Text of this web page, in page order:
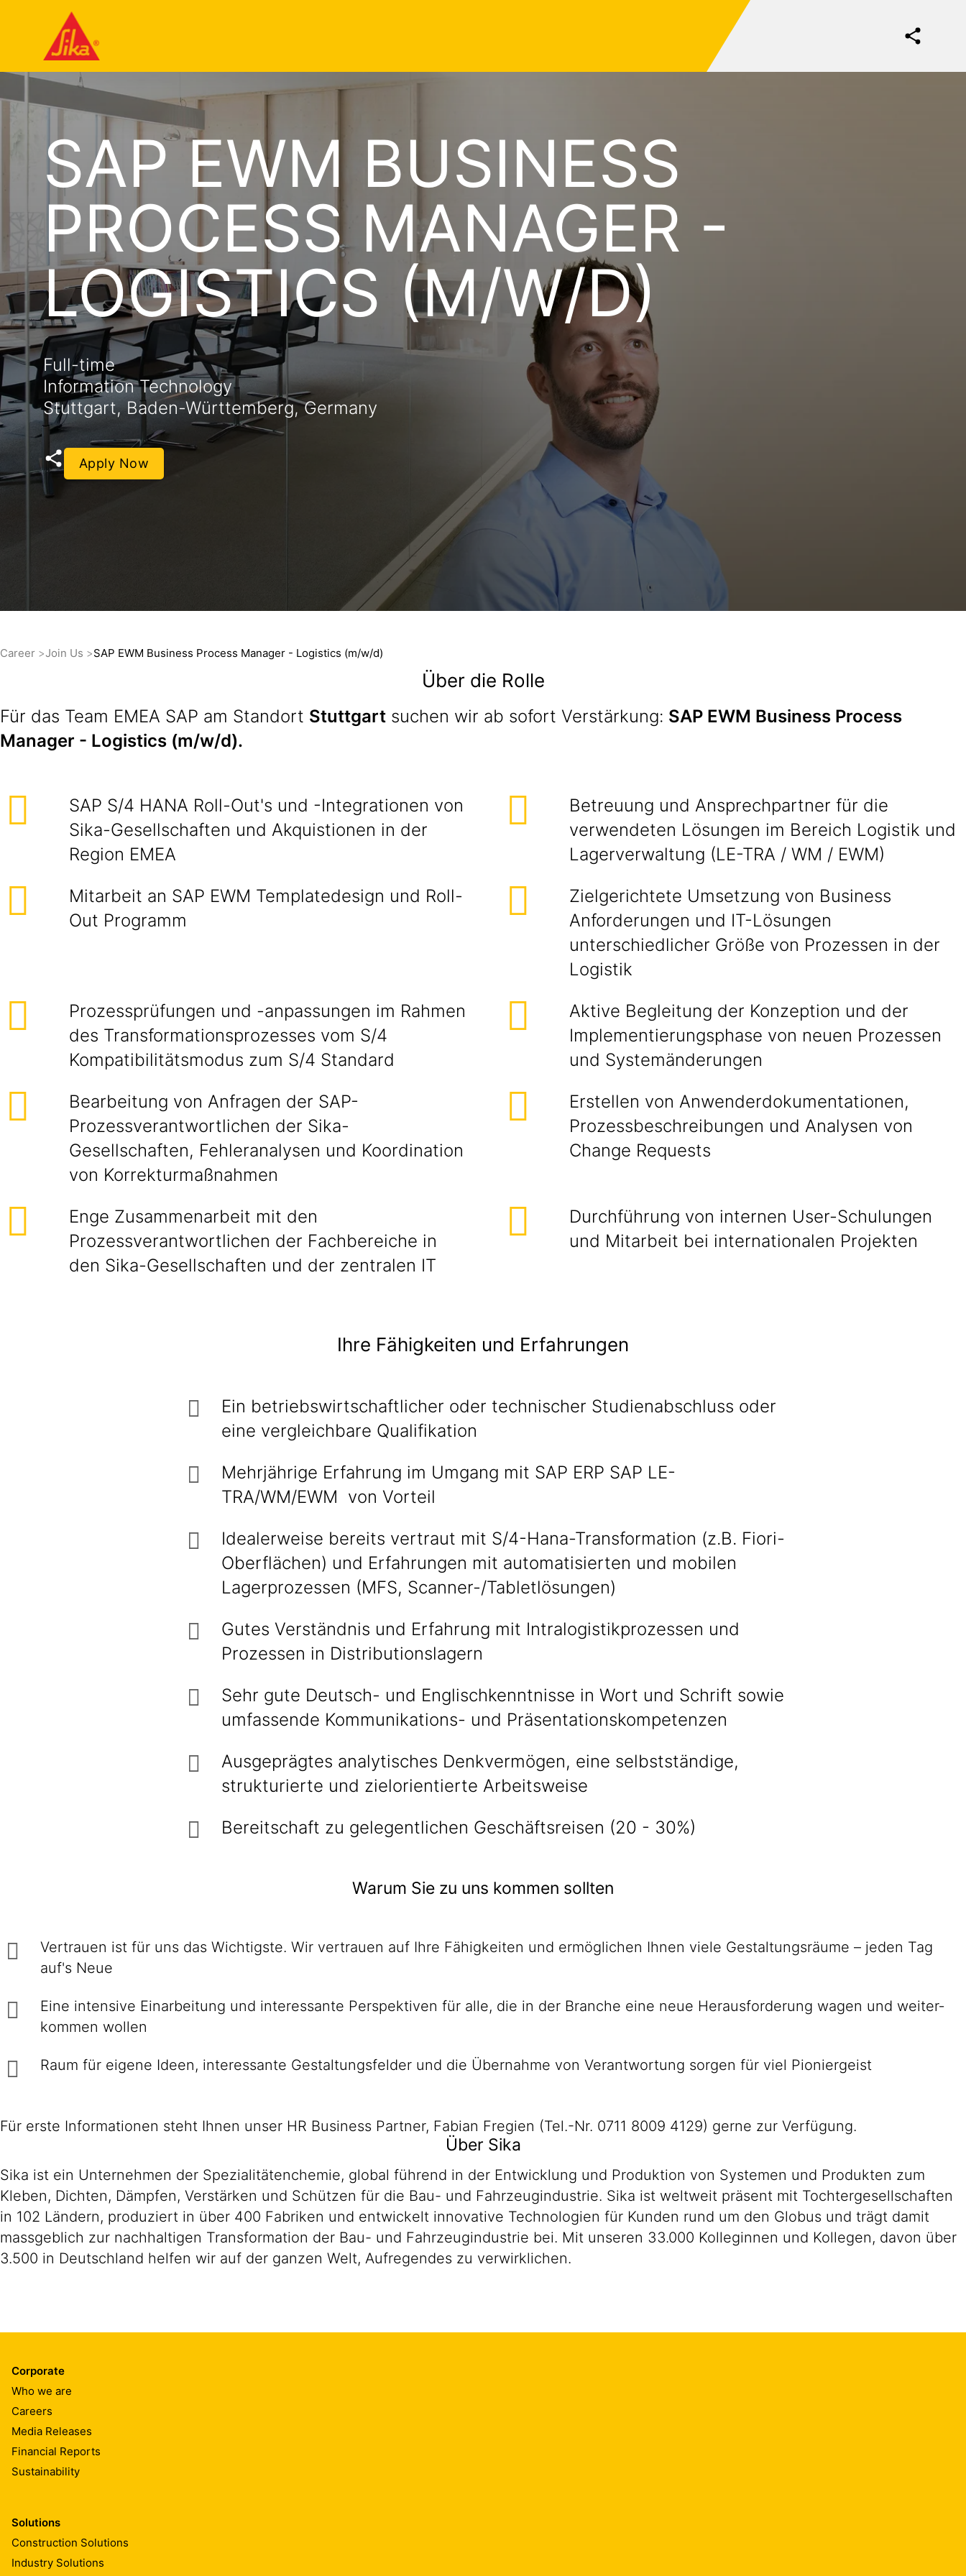
SAP EWM BUSINESS
PROCESS MANAGER -
LOGISTICS (M/W/D)
Full-time
Information Technology
Stuttgart, Baden-Württemberg, Germany
Apply Now
Career Join Us SAP EWM Business Process Manager - Logistics (m/w/d)
Über die Rolle
Für das Team EMEA SAP am Standort Stuttgart suchen wir ab sofort Verstärkung: SAP EWM Business Process
Manager - Logistics (m/w/d).
SAP S/4 HANA Roll-Out's und -Integrationen von
Sika-Gesellschaften und Akquistionen in der
Region EMEA
Betreuung und Ansprechpartner für die
verwendeten Lösungen im Bereich Logistik und
Lagerverwaltung (LE-TRA / WM / EWM)
Mitarbeit an SAP EWM Templatedesign und Roll-
Out Programm
Zielgerichtete Umsetzung von Business
Anforderungen und IT-Lösungen
unterschiedlicher Größe von Prozessen in der
Logistik
Prozessprüfungen und -anpassungen im Rahmen
des Transformationsprozesses vom S/4
Kompatibilitätsmodus zum S/4 Standard
Aktive Begleitung der Konzeption und der
Implementierungsphase von neuen Prozessen
und Systemänderungen
Bearbeitung von Anfragen der SAP-
Prozessverantwortlichen der Sika-
Gesellschaften, Fehleranalysen und Koordination
von Korrekturmaßnahmen
Erstellen von Anwenderdokumentationen,
Prozessbeschreibungen und Analysen von
Change Requests
Enge Zusammenarbeit mit den
Prozessverantwortlichen der Fachbereiche in
den Sika-Gesellschaften und der zentralen IT
Durchführung von internen User-Schulungen
und Mitarbeit bei internationalen Projekten
Ihre Fähigkeiten und Erfahrungen
Ein betriebswirtschaftlicher oder technischer Studienabschluss oder
eine vergleichbare Qualifikation
Mehrjährige Erfahrung im Umgang mit SAP ERP SAP LE-
TRA/WM/EWM von Vorteil
Idealerweise bereits vertraut mit S/4-Hana-Transformation (z.B. Fiori-
Oberflächen) und Erfahrungen mit automatisierten und mobilen
Lagerprozessen (MFS, Scanner-/Tabletlösungen)
Gutes Verständnis und Erfahrung mit Intralogistikprozessen und
Prozessen in Distributionslagern
Sehr gute Deutsch- und Englischkenntnisse in Wort und Schrift sowie
umfassende Kommunikations- und Präsentationskompetenzen
Ausgeprägtes analytisches Denkvermögen, eine selbstständige,
strukturierte und zielorientierte Arbeitsweise
Bereitschaft zu gelegentlichen Geschäftsreisen (20 - 30%)
Warum Sie zu uns kommen sollten
Vertrauen ist für uns das Wichtigste. Wir ver­trauen auf Ihre Fähig­keiten und ermög­lichen Ihnen viele Gestaltungs­räume – jeden Tag
auf's Neue
Eine intensive Einarbei­tung und interes­sante Perspek­tiven für alle, die in der Branche eine neue Heraus­forderung wagen und weiter­
kommen wollen
Raum für eigene Ideen, inte­res­sante Ge­stal­tungs­felder und die Über­nahme von Ver­ant­wor­tung sorgen für viel Pionier­geist
Für erste Informationen steht Ihnen unser HR Business Partner, Fabian Fregien (Tel.-Nr. 0711 8009 4129) gerne zur Verfügung.
Über Sika
Sika ist ein Unternehmen der Spezialitätenchemie, global führend in der Entwicklung und Produktion von Systemen und Produkten zum
Kleben, Dichten, Dämpfen, Verstärken und Schützen für die Bau- und Fahrzeugindustrie. Sika ist weltweit präsent mit Tochtergesellschaften
in 102 Ländern, produziert in über 400 Fabriken und entwickelt innovative Technologien für Kunden rund um den Globus und trägt damit
massgeblich zur nachhaltigen Transformation der Bau- und Fahrzeugindustrie bei. Mit unseren 33.000 Kolleginnen und Kollegen, davon über
3.500 in Deutschland helfen wir auf der ganzen Welt, Aufregendes zu verwirklichen.
Corporate
Who we are
Careers
Media Releases
Financial Reports
Sustainability
Solutions
Construction Solutions
Industry Solutions